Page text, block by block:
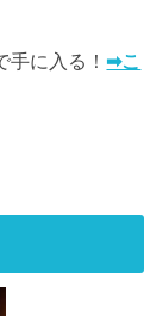
に入る！ ➡こ